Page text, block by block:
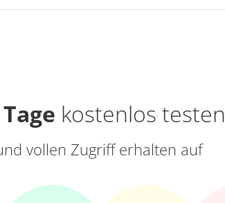
kostenlos testen
vollen Zugriff erhalten auf